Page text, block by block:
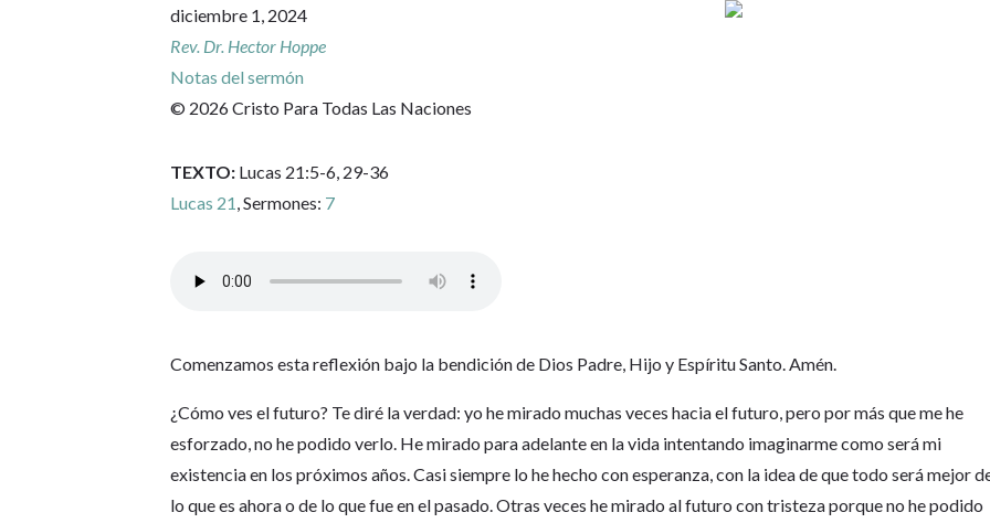
diciembre 1, 2024
Rev. Dr. Hector Hoppe
Notas del sermón
© 2026 Cristo Para Todas Las Naciones
TEXTO: Lucas 21:5-6, 29-36
Lucas 21 , Sermones: 7
Comenzamos esta reflexión bajo la bendición de Dios Padre, Hijo y Espíritu Santo. Amén.
¿Cómo ves el futuro? Te diré la verdad: yo he mirado muchas veces hacia el futuro, pero por más que me he
esforzado, no he podido verlo. He mirado para adelante en la vida intentando imaginarme como será mi
existencia en los próximos años. Casi siempre lo he hecho con esperanza, con la idea de que todo será mejor
lo que es ahora o de lo que fue en el pasado. Otras veces he mirado al futuro con tristeza porque no he podido